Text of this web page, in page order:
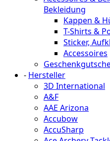
Bekleidung
Kappen &
T-Shirts &
Sticker,
Accessoires
- Hersteller
3D International
A&F
AAE Arizona
Accubow
AccuSharp